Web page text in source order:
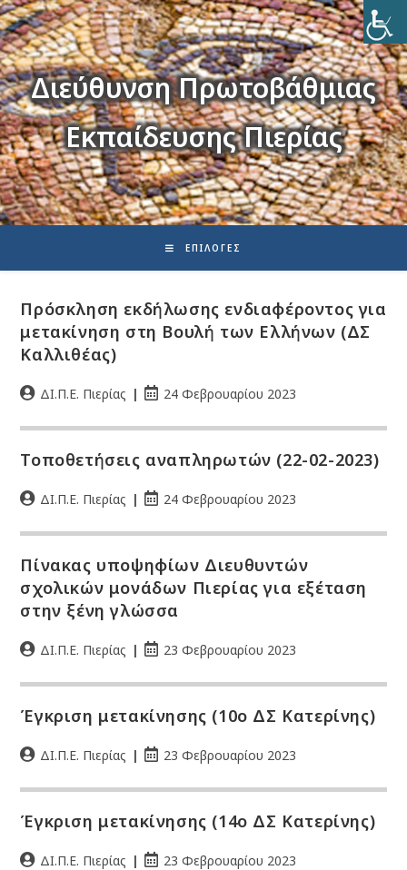
Διεύθυνση Πρωτοβάθμιας
Εκπαίδευσης Πιερίας
ΕΠΙΛΟΓΈΣ
Πρόσκληση εκδήλωσης ενδιαφέροντος για
μετακίνηση στη Βουλή των Ελλήνων (ΔΣ
Καλλιθέας)
ΔΙ.Π.Ε. Πιερίας 24 Φεβρουαρίου 2023
Τοποθετήσεις αναπληρωτών (22-02-2023)
ΔΙ.Π.Ε. Πιερίας 24 Φεβρουαρίου 2023
Πίνακας υποψηφίων Διευθυντών
σχολικών μονάδων Πιερίας για εξέταση
στην ξένη γλώσσα
ΔΙ.Π.Ε. Πιερίας 23 Φεβρουαρίου 2023
Έγκριση μετακίνησης (10ο ΔΣ Κατερίνης)
ΔΙ.Π.Ε. Πιερίας 23 Φεβρουαρίου 2023
Έγκριση μετακίνησης (14ο ΔΣ Κατερίνης)
ΔΙ.Π.Ε. Πιερίας 23 Φεβρουαρίου 2023